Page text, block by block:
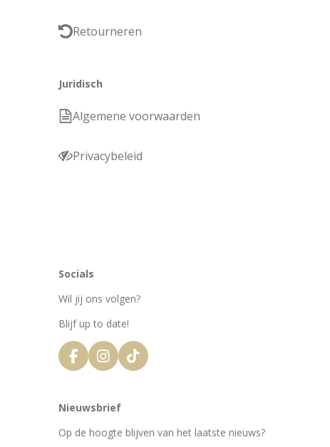
Retourneren
Juridisch
Algemene voorwaarden
Privacybeleid
Socials
Wil jij ons volgen?
Blijf up to date!
F
a
e
b
o
I
n
t
a
g
T
i
k
Nieuwsbrief
Op de hoogte blijven van het laatste nieuws?